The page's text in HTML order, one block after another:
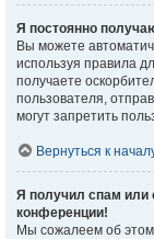
Я постоянно
Вы можете
используя правила
получаете
пользователя,
могут запретить
Вернуться к
Я получил спам или
конференции!
Мы сожалеем об